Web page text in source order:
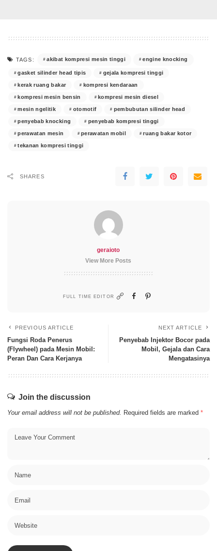
TAGS: akibat kompresi mesin tinggi engine knocking
gasket silinder head tipis gejala kompresi tinggi
kerak ruang bakar kompresi kendaraan
kompresi mesin bensin kompresi mesin diesel
mesin ngelitik otomotif pembubutan silinder head
penyebab knocking penyebab kompresi tinggi
perawatan mesin perawatan mobil ruang bakar kotor
tekanan kompresi tinggi
SHARES
geraioto
View More Posts
FULL TIME EDITOR
PREVIOUS ARTICLE
Fungsi Roda Penerus
(Flywheel) pada Mesin Mobil:
Peran Dan Cara Kerjanya
NEXT ARTICLE
Penyebab Injektor Bocor pada
Mobil, Gejala dan Cara
Mengatasinya
Join the discussion
Your email address will not be published. Required fields are marked *